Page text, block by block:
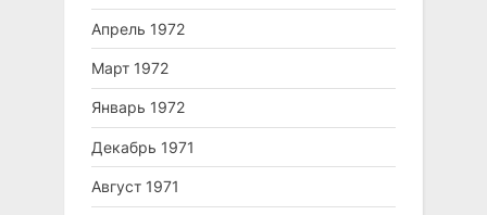
Апрель 1972
Март 1972
Январь 1972
Декабрь 1971
Август 1971